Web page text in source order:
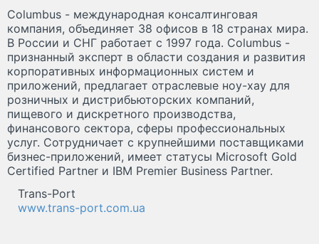
Columbus - международная консалтинговая
компания, объединяет 38 офисов в 18 странах мира.
В России и СНГ работает с 1997 года. Columbus -
признанный эксперт в области создания и развития
корпоративных информационных систем и
приложений, предлагает отраслевые ноу-хау для
розничных и дистрибьюторских компаний,
пищевого и дискретного производства,
финансового сектора, сферы профессиональных
услуг. Сотрудничает с крупнейшими поставщиками
бизнес-приложений, имеет статусы Microsoft Gold
Certified Partner и IBM Premier Business Partner.
Trans-Port
www.trans-port.com.ua